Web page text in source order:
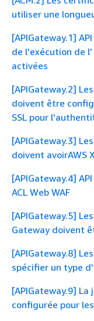
utiliser une
[APIGateway.1]
de l'exécution de
activées
[APIGateway.2]
doivent être
SSL pour
[APIGateway.3]
doivent avoirAWS
[APIGateway.4]
ACL Web WAF
[APIGateway.5]
Gateway doivent
[APIGateway.8]
spécifier un type
[APIGateway.9]
configurée pour